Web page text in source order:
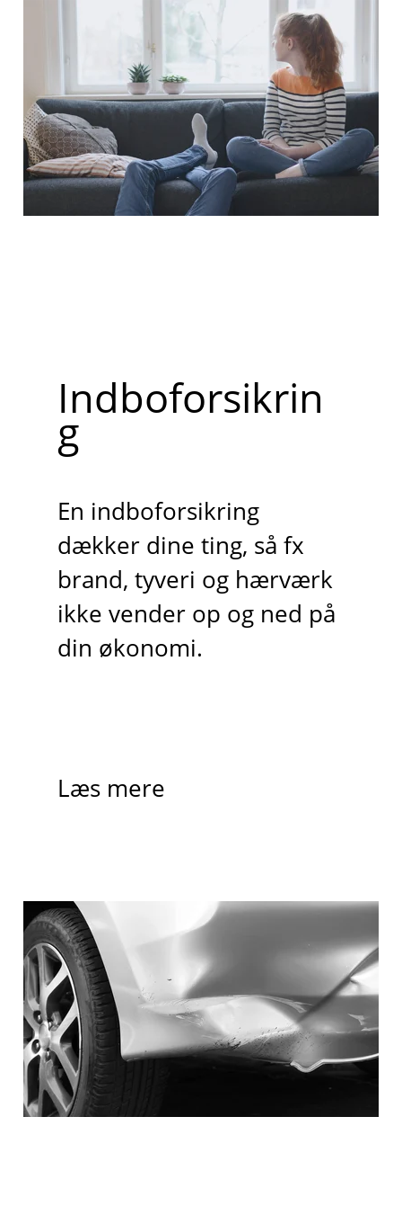
Indboforsikrin
g
En indboforsikring
dækker dine ting, så fx
brand, tyveri og hærværk
ikke vender op og ned på
din økonomi.
Læs mere